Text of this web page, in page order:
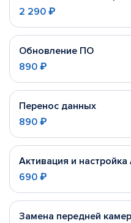
2 290 ₽
Обновление ПО
890 ₽
Перенос данных
890 ₽
Активация и настройка
690 ₽
Замена передней